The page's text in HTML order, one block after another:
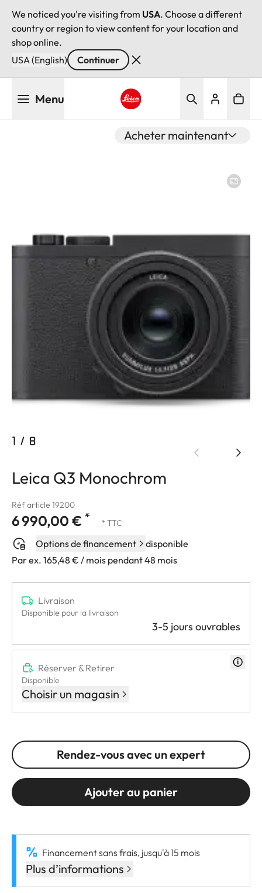
We noticed you're visiting from USA. Choose a different
country or region to view content for your location and
shop online.
USA (English)
Continuer
Menu
Acheter maintenant
1 / 8
Leica Q3 Monochrom
Réf article 19200
6 990,00 € * * TTC
Options de financement
disponible
Par ex. 165,48 € / mois pendant 48 mois
Livraison
Disponible pour la livraison
3-5 jours ouvrables
Réserver & Retirer
Disponible
Choisir un magasin
Rendez-vous avec un expert
Ajouter au panier
Financement sans frais, jusqu'à 15 mois
Plus d’informations